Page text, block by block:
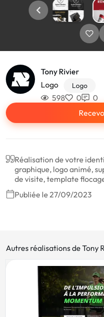
Tony Rivier
Logo
Logo
598 0
0
Réalisation de votre
graphique, logo animé,
de visite, template
Publiée le 27/09/2023
Autres réalisations de Tony